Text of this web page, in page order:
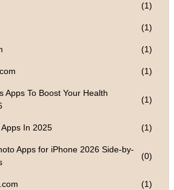
(1)
(1)
(1)
(1)
Apps To Boost Your Health
(1)
In 2025 (1)
Apps for iPhone 2026 Side-by-
(0)
(1)